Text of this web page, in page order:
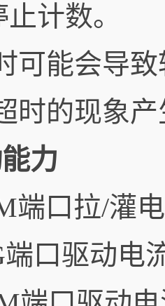
计数。
可能会导
时的现象
力
端口拉/灌
端口驱动电